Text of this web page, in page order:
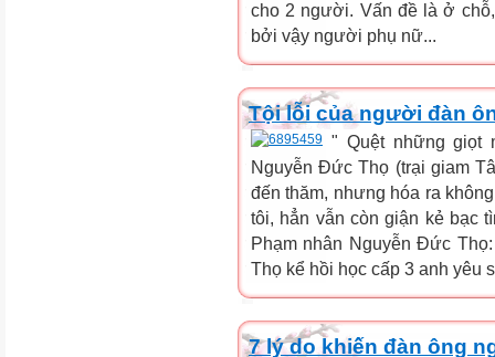
cho 2 người. Vấn đề là ở
bởi vậy người phụ nữ...
Tội lỗi của người đàn
" Quệt những giọt
Nguyễn Đức Thọ (trại giam
đến thăm, nhưng hóa ra
tôi, hẳn vẫn còn giận kẻ bạc
Phạm nhân Nguyễn Đức
Thọ kể hồi học cấp 3 anh yêu
7 lý do khiến đàn ông